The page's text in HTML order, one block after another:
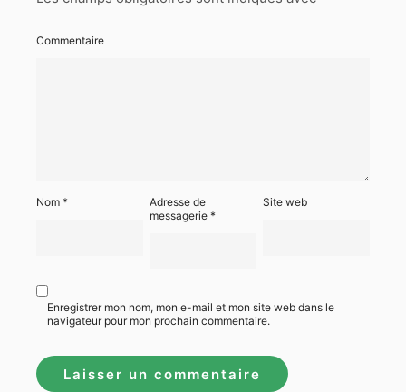
Commentaire
Nom *
Adresse de
messagerie*
Site web
Enregistrer mon nom, mon e-mail et mon site web dans le
navigateur pour mon prochain commentaire.